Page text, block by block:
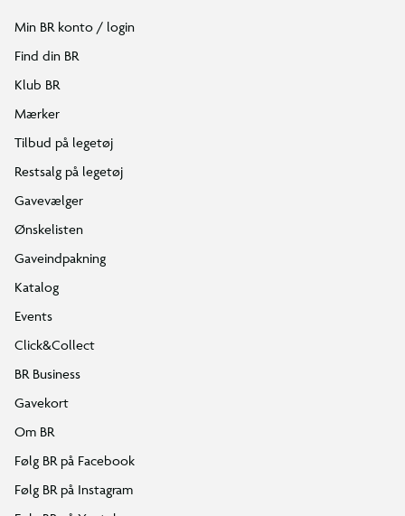
Min BR konto / login
Find din BR
Klub BR
Mærker
Tilbud på legetøj
Restsalg på legetøj
Gavevælger
Ønskelisten
Gaveindpakning
Katalog
Events
Click&Collect
BR Business
Gavekort
Om BR
Følg BR på Facebook
Følg BR på Instagram